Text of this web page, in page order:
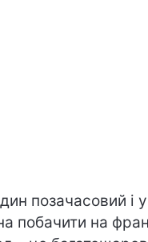
позачасовий і
побачити на